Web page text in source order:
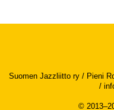
Suomen Jazzliitto ry / Pieni
/
©